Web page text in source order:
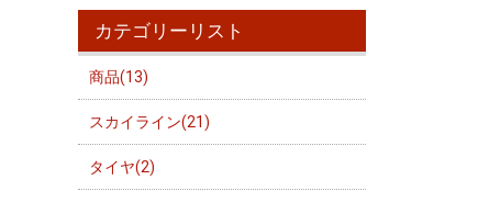
カテゴリーリスト
商品(13)
スカイライン(21)
タイヤ(2)